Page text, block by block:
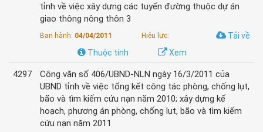
tỉnh về việc xây dựng các tuyến đường thuộc dự án
giao thông nông thôn 3
Ban hành: 04/04/2011 Hiệu lực:
Tải về
Xem
Thuộc tính
4297
Công văn số 406/UBND-NLN ngày 16/3/2011 của
UBND tỉnh về việc tổng kết công tác phòng, chống lụt,
bão và tìm kiếm cứu nạn năm 2010; xây dựng kế
hoạch, phương án phòng, chống lụt, bão và tìm kiếm
cứu nạn năm 2011